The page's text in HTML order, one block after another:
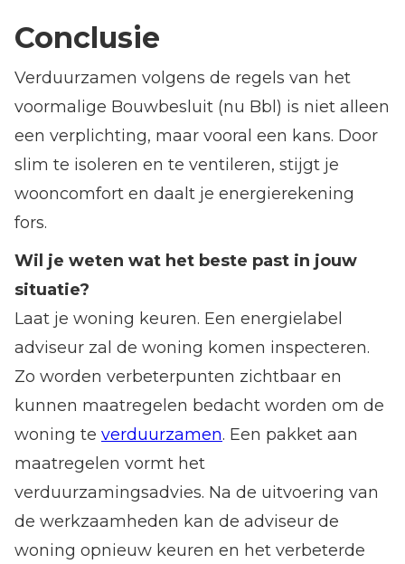
Conclusie
Verduurzamen volgens de regels van het
voormalige Bouwbesluit (nu Bbl) is niet alleen
een verplichting, maar vooral een kans. Door
slim te isoleren en te ventileren, stijgt je
wooncomfort en daalt je energierekening
fors.
Wil je weten wat het beste past in jouw
situatie?
Laat je woning keuren. Een energielabel
adviseur zal de woning komen inspecteren.
Zo worden verbeterpunten zichtbaar en
kunnen maatregelen bedacht worden om de
woning te verduurzamen. Een pakket aan
maatregelen vormt het
verduurzamingsadvies. Na de uitvoering van
de werkzaamheden kan de adviseur de
woning opnieuw keuren en het verbeterde